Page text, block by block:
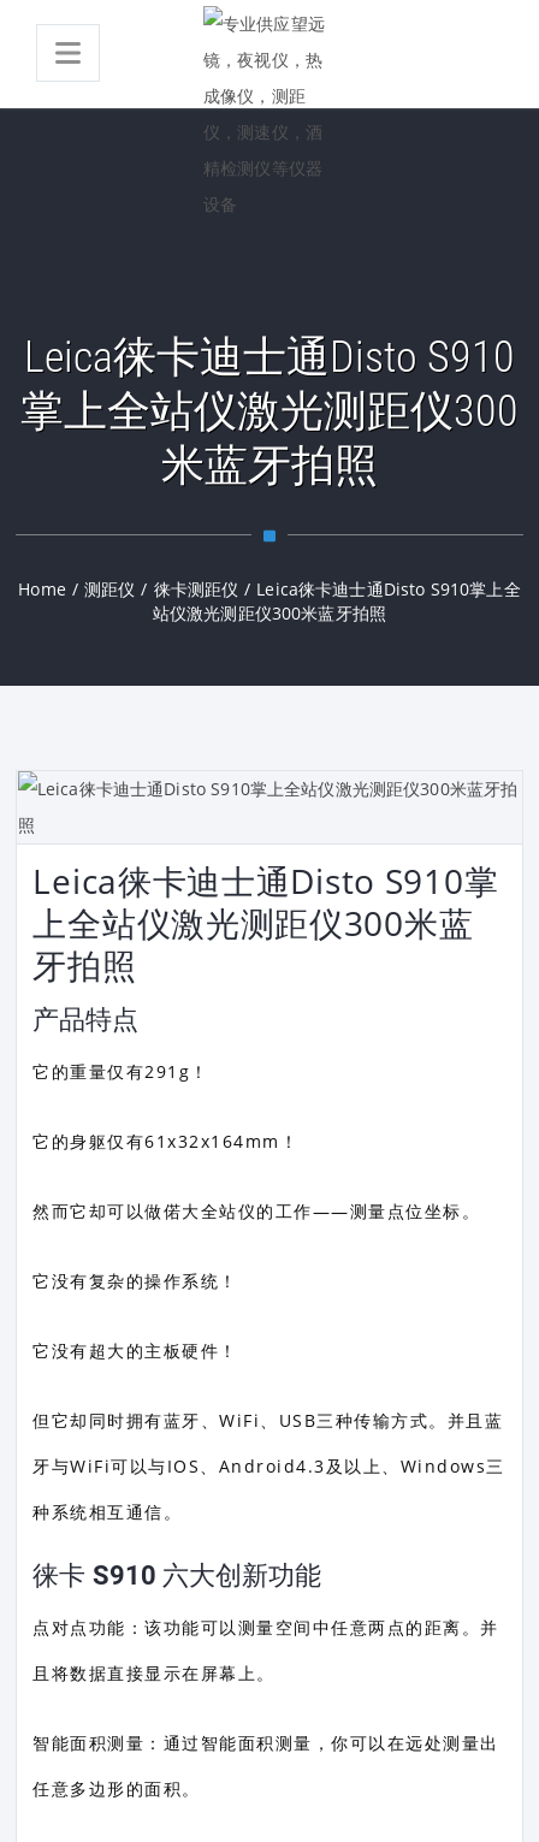
Leica徕卡迪士通Disto S910
掌上全站仪激光测距仪300
米蓝牙拍照
Home / 测距仪 / 徕卡测距仪 / Leica徕卡迪士通Disto S910掌上全
站仪激光测距仪300米蓝牙拍照
Leica徕卡迪士通Disto S910掌
上全站仪激光测距仪300米蓝
牙拍照
产品特点
它的重量仅有291g！
它的身躯仅有61x32x164mm！
然而它却可以做偌大全站仪的工作——测量点位坐标。
它没有复杂的操作系统！
它没有超大的主板硬件！
但它却同时拥有蓝牙、WiFi、USB三种传输方式。并且蓝
牙与WiFi可以与IOS、Android4.3及以上、Windows三
种系统相互通信。
徕卡 S910 六大创新功能
点对点功能：该功能可以测量空间中任意两点的距离。并
且将数据直接显示在屏幕上。
智能面积测量：通过智能面积测量，你可以在远处测量出
任意多边形的面积。